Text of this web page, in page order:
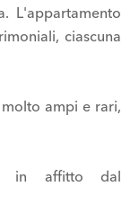
L'appartamento
ciascuna
ampi e rari,
in affitto dal